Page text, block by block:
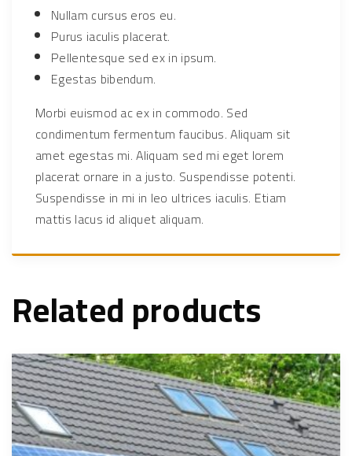
y Nullam cursus eros eu.
Purus iaculis placerat.
Pellentesque sed ex in ipsum.
Egestas bibendum.
Morbi euismod ac ex in commodo. Sed
condimentum fermentum faucibus. Aliquam sit
amet egestas mi. Aliquam sed mi eget lorem
placerat ornare in a justo. Suspendisse potenti.
Suspendisse in mi in leo ultrices iaculis. Etiam
mattis lacus id aliquet aliquam.
Related products